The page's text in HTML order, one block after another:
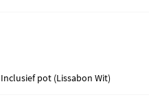
Inclusief pot (Lissabon Wit)